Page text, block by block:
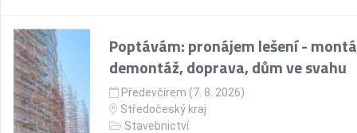
Poptávám: pronájem lešení -
demontáž, doprava, dům ve svahu
Předevčírem (7. 8. 2026)
Středočeský kraj
Stavebnictví